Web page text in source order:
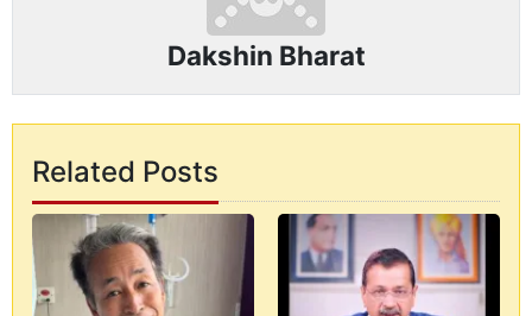
Dakshin Bharat
Related Posts